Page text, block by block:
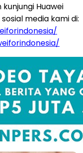
Huawei
media kami di: